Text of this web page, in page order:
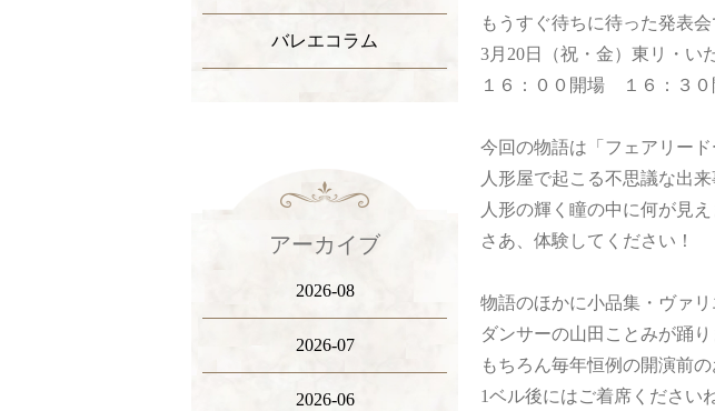
バレエコラム
アーカイブ
2026-08
2026-07
2026-06
もうすぐ待ちに待った発表会
3月20日（祝・金）東リ・い
１６：００開場 １６：３
今回の物語は「フェアリード
人形屋で起こる不思議な出来
人形の輝く瞳の中に何が見え
さあ、体験してください！
物語のほかに小品集・ヴァ
ダンサーの山田ことみが踊り
もちろん毎年恒例の開演前
1ベル後にはご着席ください